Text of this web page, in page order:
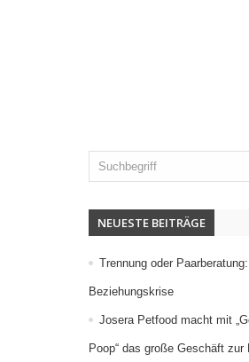
NEUESTE BEITRÄGE
Trennung oder
Beziehungskrise
Josera Petfood macht mit
Poop“ das große Geschäft